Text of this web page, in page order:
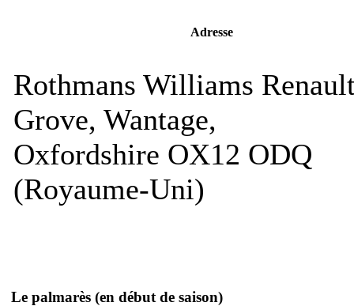
Adresse
Rothmans Williams
Grove, Wantage,
Oxfordshire OX12 ODQ
(Royaume-Uni)
Le palmarès (en début de saison)